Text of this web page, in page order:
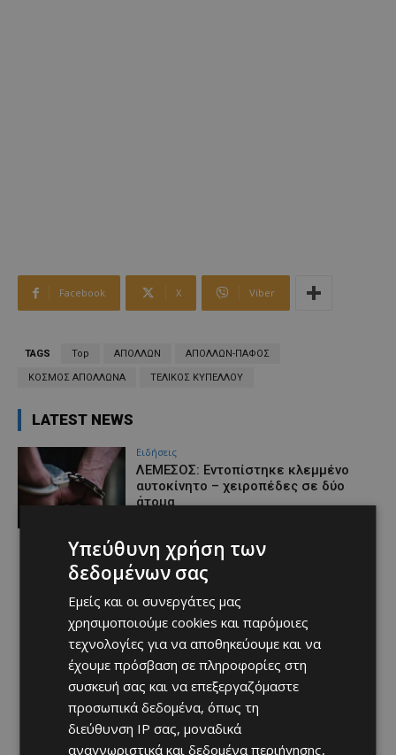
Facebook X Viber
TAGS Top ΑΠΟΛΛΩΝ ΑΠΟΛΛΩΝ-ΠΑΦΟΣ
ΚΟΣΜΟΣ ΑΠΟΛΛΩΝΑ ΤΕΛΙΚΟΣ ΚΥΠΕΛΛΟΥ
LATEST NEWS
Ειδήσεις
ΛΕΜΕΣΟΣ: Εντοπίστηκε κλεμμένο
αυτοκίνητο – χειροπέδες σε δύο
άτομα
Υπεύθυνη χρήση των
δεδομένων σας
Εμείς και οι συνεργάτες μας
χρησιμοποιούμε cookies και παρόμοιες
τεχνολογίες για να αποθηκεύουμε και να
έχουμε πρόσβαση σε πληροφορίες στη
συσκευή σας και να επεξεργαζόμαστε
προσωπικά δεδομένα, όπως τη
διεύθυνση IP σας, μοναδικά
αναγνωριστικά και δεδομένα περιήγησης,